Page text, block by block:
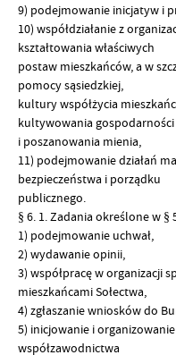
9) podejmowanie inicjatyw i
10) współdziałanie z
kształtowania właściwych
postaw mieszkańców, a w
pomocy sąsiedzkiej,
kultury współżycia
kultywowania gospodarności
i poszanowania mienia,
11) podejmowanie działań
bezpieczeństwa i porządku
publicznego.
§ 6. 1. Zadania określone w §
1) podejmowanie uchwał,
2) wydawanie opinii,
3) współpracę w organizacji
mieszkańcami Sołectwa,
4) zgłaszanie wniosków do
5) inicjowanie i
współzawodnictwa